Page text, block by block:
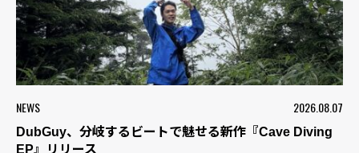
NEWS 2026.08.07
DubGuy、分岐するビートで魅せる新作『Cave Diving
EP』リリース